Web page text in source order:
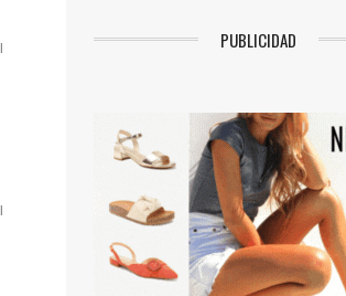
PUBLICIDAD